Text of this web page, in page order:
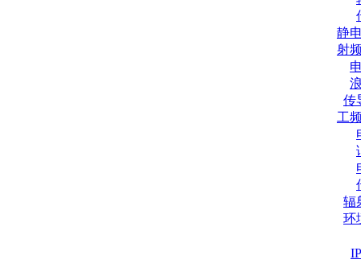
静
射
传
工
辐
环